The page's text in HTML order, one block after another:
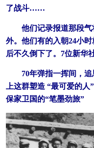
了战斗……
他们记录报道那段气
外。他们有的入朝24小
后不久倒下了。7位新华
70年弹指一挥间，追
上这群塑造 “最可爱的
保家卫国的“笔墨劲旅”